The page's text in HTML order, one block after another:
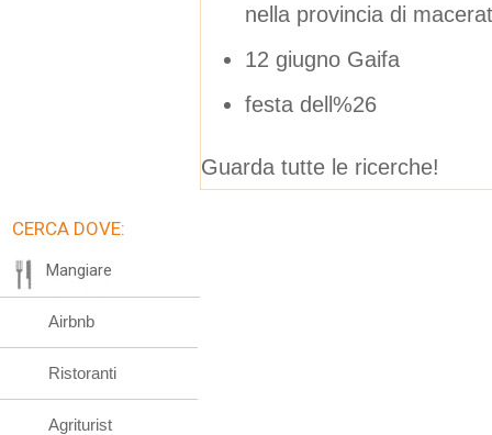
nella provincia di
12 giugno Gaifa
festa dell%26
Guarda tutte le ricerche!
CERCA DOVE:
Mangiare
Airbnb
Ristoranti
Agriturist